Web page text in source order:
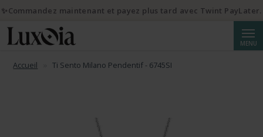
MENU
Accueil Ti Sento Milano Pendentif - 6745SI
✨Commandez maintenant et payez plus tard avec Twint PayLater.